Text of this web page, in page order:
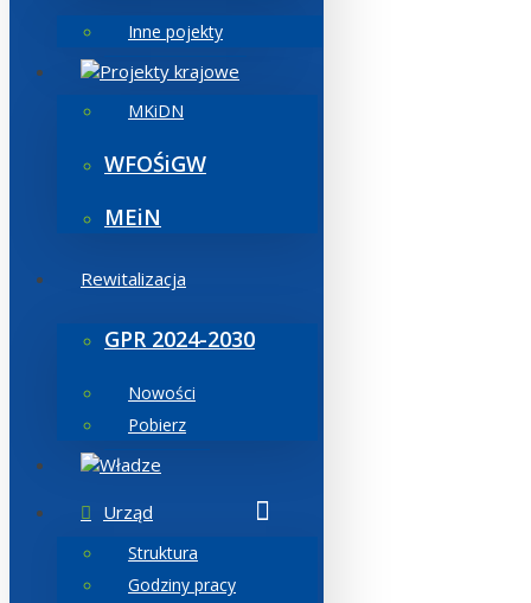
Inne pojekty
Projekty krajowe
MKiDN
WFOŚiGW
MEiN
Rewitalizacja
GPR 2024-2030
Nowości
Pobierz
Władze
Urząd
Struktura
Godziny pracy